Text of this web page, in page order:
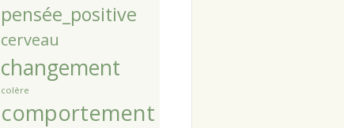
pensée_positive
cerveau
changement
colère
comportement